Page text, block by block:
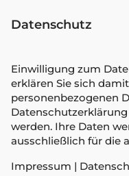
Datenschutz
Einwilligung zum
erklären Sie sich
personenbezogenen
werden. Ihre Daten
ausschließlich für die
Impressum |
MPU Vorbereitung
Paartherapie